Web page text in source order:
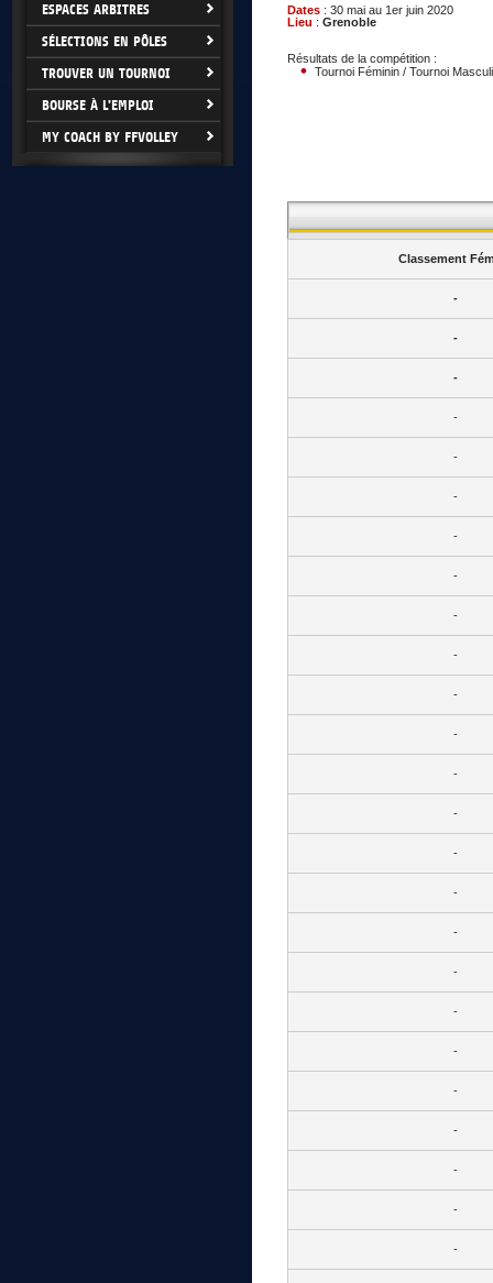
ESPACES ARBITRES
SÉLECTIONS EN PÔLES
TROUVER UN TOURNOI
BOURSE À L'EMPLOI
MY COACH BY FFVOLLEY
Dates : 30 mai au 1er juin 2020
Lieu : Grenoble
Résultats de la compétition :
Tournoi Féminin / Tournoi
Classement
-
-
-
-
-
-
-
-
-
-
-
-
-
-
-
-
-
-
-
-
-
-
-
-
-